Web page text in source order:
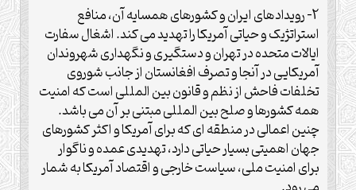
2- رویدادهای ایران و کشورهای همسایه آن، منافع
استراتژیک و حیاتی آمریکا را تهدید می کند. اشغال سفارت
ایالات متحده در تهران و دستگیری و نگهداری شهروندان
آمریکایی در آنجا و تصرف افغانستان از جانب شوروی
تخلفات فاحش از نظم و قانون بین المللی است که امنیت
همه کشورها و صلح بین المللی مبتنی بر آن می باشد.
چنین اعمالی در منطقه ای که برای آمریکا و اکثر کشورهای
جهان اهمیتی بسیار حیاتی دارد، تهدیدی عمده و ناگوار
برای امنیت ملی، سیاست خارجی و اقتصاد آمریکا به شمار